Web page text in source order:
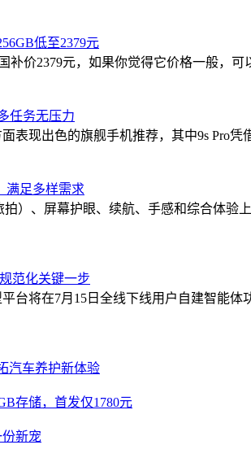
低至2379元
补价2379元，如果你觉得它价格一般
任务无压力
表现出色的旗舰手机推荐，其中9s Pro
满足多样需求
）、屏幕护眼、续航、手感和综合体验
范化关键一步
台将在7月15日全线下线用户自建智能
汽车养护新体验
存储，首发仅1780元
新宠